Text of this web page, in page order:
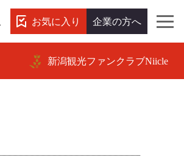
お気に入り 企業の方へ
新潟観光ファンクラブNiicle